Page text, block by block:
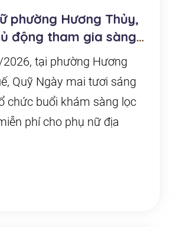
phường Hương Thủy,
động tham gia sàng
vú... tại phường Hương
Quỹ Ngày mai tươi sáng
chức buổi khám sàng lọc
phí cho phụ nữ địa